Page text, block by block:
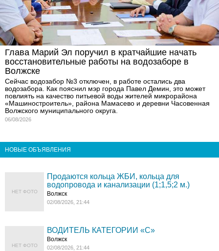
Глава Марий Эл поручил в кратчайшие начать
восстановительные работы на водозаборе в
Волжске
Сейчас водозабор №3 отключен, в работе остались два
водозабора. Как пояснил мэр города Павел Демин, это может
повлиять на качество питьевой воды жителей микрорайона
«Машиностроитель», района Мамасево и деревни Часовенная
Волжского муниципального округа.
06/08/2026
НОВЫЕ ОБЪЯВЛЕНИЯ
НЕТ ФОТО
Продаются кольца ЖБИ, кольца для
водопровода и канализации (1;1,5;2 м.)
Волжск
02/08/2026, 21:44
НЕТ ФОТО
ВОДИТЕЛЬ КАТЕГОРИИ «C»
Волжск
02/08/2026, 21:44